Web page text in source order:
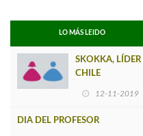
LO MÁS LEIDO
SKOKKA, LÍDER
CHILE
12-11-2019
DIA DEL PROFESOR